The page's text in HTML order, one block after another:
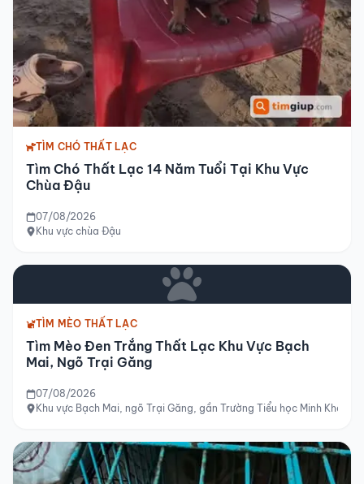
TÌM CHÓ THẤT LẠC
Tìm Chó Thất Lạc 14 Năm Tuổi Tại Khu Vực
Chùa Đậu
07/08/2026
Khu vực chùa Đậu
TÌM MÈO THẤT LẠC
Tìm Mèo Đen Trắng Thất Lạc Khu Vực Bạch
Mai, Ngõ Trại Găng
07/08/2026
Khu vực Bạch Mai, ngõ Trại Găng, gần Trường Tiểu học Minh Khai